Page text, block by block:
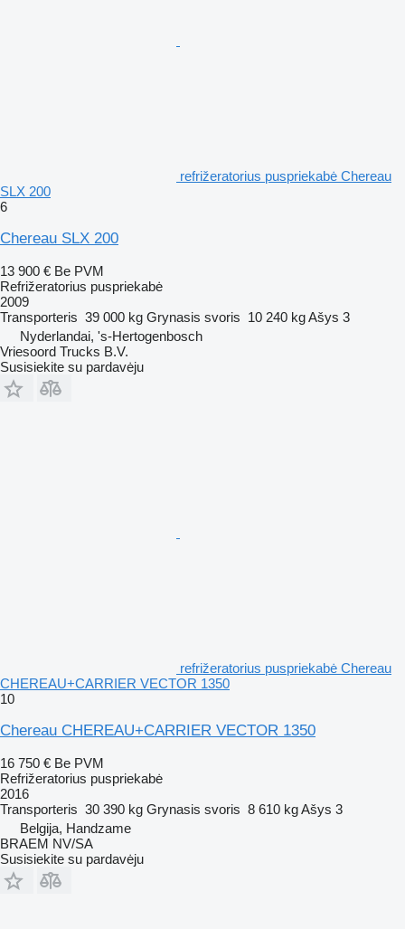
refrižeratorius puspriekabė Chereau
SLX 200
6
Chereau SLX 200
13 900 € Be PVM
Refrižeratorius puspriekabė
2009
Transporteris 39 000 kg Grynasis svoris 10 240 kgAšys 3
Nyderlandai, 's-Hertogenbosch
Vriesoord Trucks B.V.
Susisiekite su pardavėju
refrižeratorius puspriekabė Chereau
CHEREAU+CARRIER VECTOR 1350
10
Chereau CHEREAU+CARRIER VECTOR 1350
16 750 € Be PVM
Refrižeratorius puspriekabė
2016
Transporteris 30 390 kg Grynasis svoris 8 610 kgAšys 3
Belgija, Handzame
BRAEM NV/SA
Susisiekite su pardavėju